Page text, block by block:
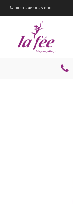
0030 24610 25 800